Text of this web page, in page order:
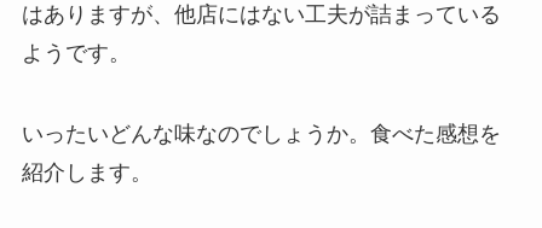
はありますが、他店にはない工夫が詰まっている
ようです。
いったいどんな味なのでしょうか。食べた感想を
紹介します。